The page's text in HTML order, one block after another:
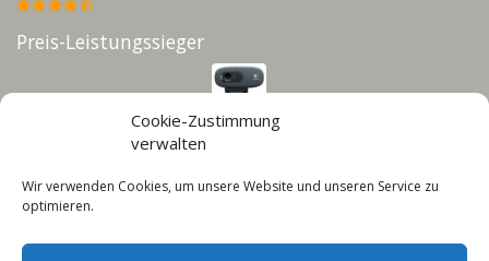
Cookie-Zustimmung
verwalten
Wir verwenden Cookies, um unsere Website und unseren Service zu
optimieren.
Preis-Leistungssieger
Infos